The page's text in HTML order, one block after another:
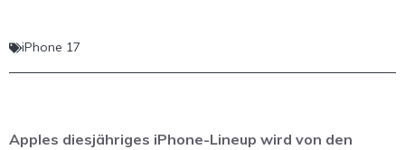
iPhone 17
Apples diesjähriges iPhone-Lineup wird von den